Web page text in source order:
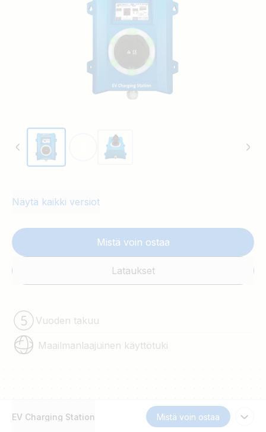
tarpeisiin entistä paremmin.
Näytä kaikki versiot
Mistä voin ostaa
Lataukset
Vuoden takuu
Maailmanlaajuinen käyttötuki
EV Charging Station Mistä voin ostaa